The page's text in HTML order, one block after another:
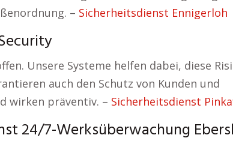
– Sicherheitsdienst Ennigerloh
Unsere Systeme helfen dabei, diese
auch den Schutz von Kunden und
wirken präventiv. – Sicherheitsdienst
24/7-Werksüberwachung